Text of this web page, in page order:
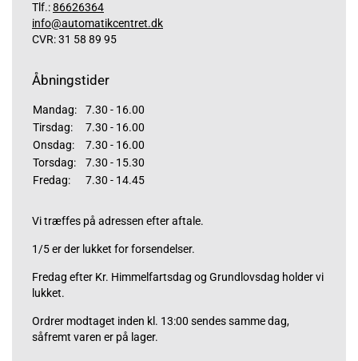
Tlf.:86626364
info@automatikcentret.dk
CVR: 31 58 89 95
Åbningstider
Mandag:
7.30 - 16.00
Tirsdag:
7.30 - 16.00
Onsdag:
7.30 - 16.00
Torsdag:
7.30 - 15.30
Fredag:
7.30 - 14.45
Vi træffes på adressen efter aftale.
1/5 er der lukket for forsendelser.
Fredag efter Kr. Himmelfartsdag og Grundlovsdag holder vi
lukket.
Ordrer modtaget inden kl. 13:00 sendes samme dag,
såfremt varen er på lager.